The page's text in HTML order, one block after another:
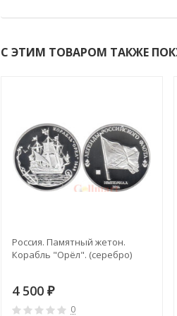
С ЭТИМ ТОВАРОМ ТАКЖЕ
Россия. Памятный жетон.
Корабль "Орёл". (серебро)
4 500 ₽
0